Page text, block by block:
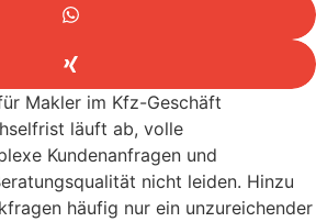
Makler im Kfz-Geschäft
läuft ab, volle
Kundenanfragen und
nicht leiden. Hinzu
häufig nur ein unzureichender